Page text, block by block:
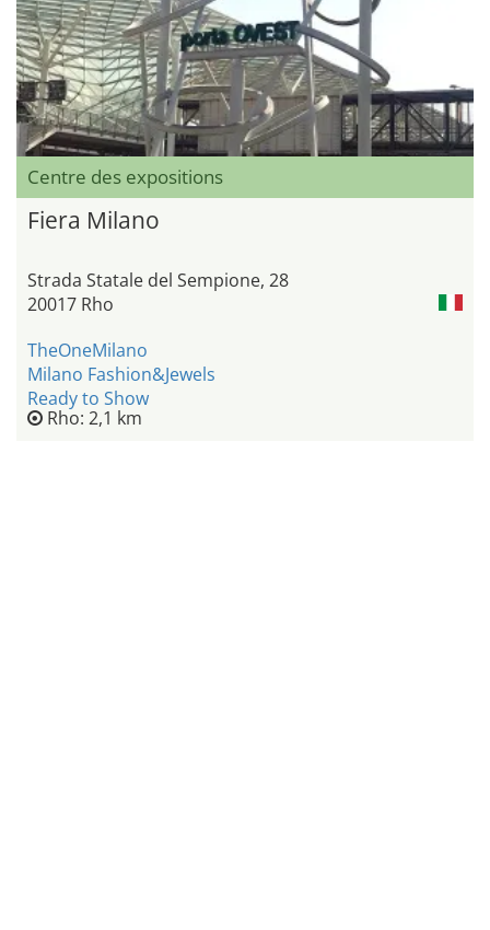
Centre des expositions
Fiera Milano
Strada Statale del Sempione, 28
20017 Rho
TheOneMilano
Milano Fashion&Jewels
Ready to Show
Rho: 2,1 km